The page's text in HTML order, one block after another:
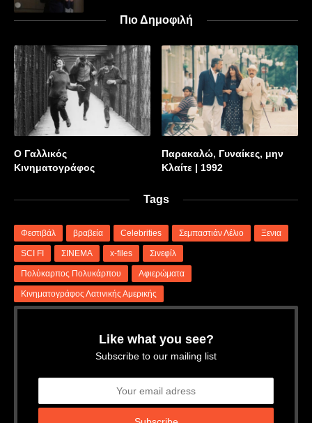
Πιο Δημοφιλή
Ο Γαλλικός
Κινηματογράφος
Παρακαλώ, Γυναίκες, μην
Κλαίτε | 1992
Tags
Φεστιβάλ βραβεία Celebrities Σεμπαστιάν Λέλιο Ξενια
SCI FI ΣΙΝΕΜΑ x-files Σινεφίλ
Πολύκαρπος Πολυκάρπου Αφιερώματα
Κινηματογράφος Λατινικής Αμερικής
Like what you see?
Subscribe to our mailing list